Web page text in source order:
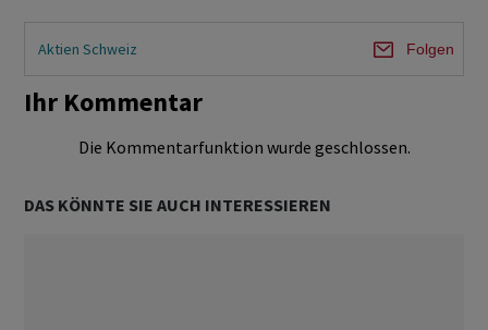
Aktien Schweiz Folgen
Ihr Kommentar
Die Kommentarfunktion wurde geschlossen.
DAS KÖNNTE SIE AUCH INTERESSIEREN